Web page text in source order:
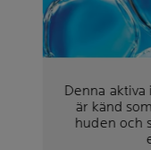
Denna
är känd
huden och